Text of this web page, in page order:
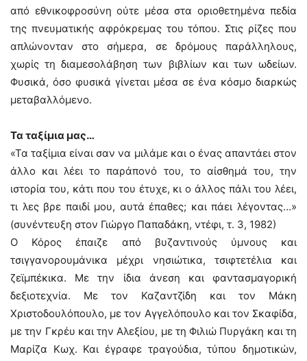
από εθνικοφροσύνη ούτε μέσα στα οριοθετημένα πεδία
της πνευματικής αφρόκρεμας του τόπου. Στις ρίζες που
απλώνονταν στο σήμερα, σε δρόμους παράλληλους,
χωρίς τη διαμεσολάβηση των βιβλίων και των ωδείων.
Φυσικά, όσο φυσικά γίνεται μέσα σε ένα κόσμο διαρκώς
μεταβαλλόμενο.
Τα ταξίμια μας…
«Τα ταξίμια είναι σαν να μιλάμε και ο ένας απαντάει στον
άλλο και λέει το παράπονό του, το αίσθημά του, την
ιστορία του, κάτι που του έτυχε, κι ο άλλος πάλι του λέει,
τι λες βρε παιδί μου, αυτά έπαθες; και πάει λέγοντας…»
(συνέντευξη στον Γιώργο Παπαδάκη, ντέφι, τ. 3, 1982)
Ο Κόρος έπαιζε από βυζαντινούς ύμνους και
τσιγγανορουμάνικα μέχρι νησιώτικα, τσιφτετέλια και
ζεϊμπέκικα. Με την ίδια άνεση και φαντασμαγορική
δεξιοτεχνία. Με τον Καζαντζίδη και τον Μάκη
Χριστοδουλόπουλο, με τον Αγγελόπουλο και τον Σκαφίδα,
με την Γκρέυ και την Αλεξίου, με τη Φιλιώ Πυργάκη και τη
Μαρίζα Κωχ. Και έγραφε τραγούδια, τύπου δημοτικών,